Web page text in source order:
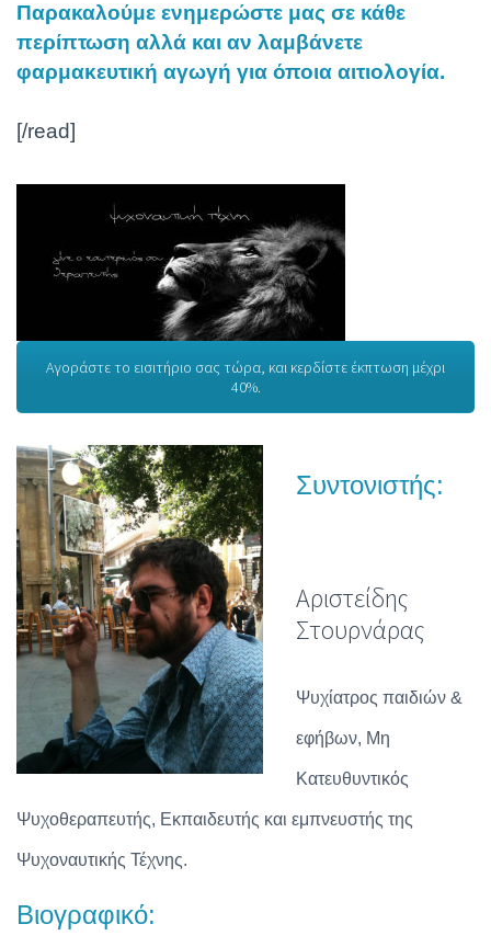
Παρακαλούμε ενημερώστε μας σε κάθε
περίπτωση αλλά και αν λαμβάνετε
φαρμακευτική αγωγή για όποια αιτιολογία.
[/read]
Αγοράστε το εισιτήριο σας τώρα, και κερδίστε έκπτωση μέχρι
40%.
Συντονιστής:
Αριστείδης
Στουρνάρας
Ψυχίατρος παιδιών &
εφήβων, Μη
Κατευθυντικός
Ψυχοθεραπευτής, Εκπαιδευτής και εμπνευστής της
Ψυχοναυτικής Τέχνης.
Βιογραφικό: